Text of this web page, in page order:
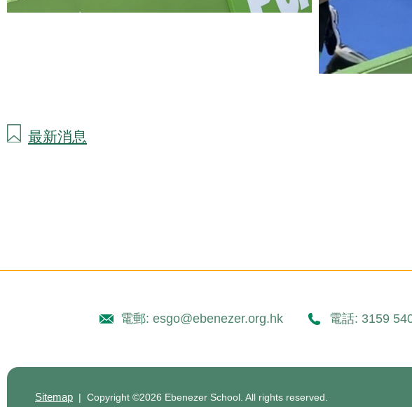
最新消息
電郵: esgo@ebenezer.org.hk 電話: 3159
Sitemap | Copyright ©2026 Ebenezer School. All rights reserved.